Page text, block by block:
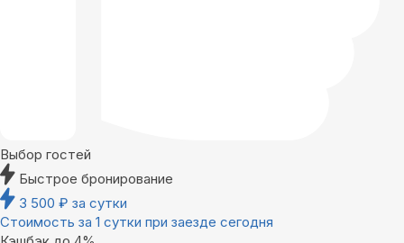
Выбор гостей
Быстрое бронирование
3 500 ₽ за сутки
Стоимость за 1 сутки при заезде сегодня